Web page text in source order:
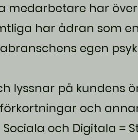
medarbetare har
har ådran som
egen
lyssnar på kundens
förkortningar och
Sociala och Digitala =